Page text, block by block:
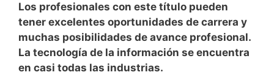
Los profesionales con este título pueden
tener excelentes oportunidades de carrera y
muchas posibilidades de avance profesional.
La tecnología de la información se encuentra
en casi todas las industrias.